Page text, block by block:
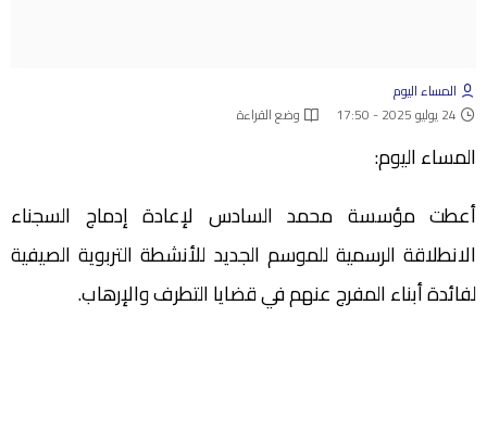
المساء اليوم
24 يوليو 2025 - 17:50
وضع القراءة
المساء اليوم:
أعطت مؤسسة محمد السادس لإعادة إدماج السجناء
الانطلاقة الرسمية للموسم الجديد للأنشطة التربوية الصيفية
لفائدة أبناء المفرج عنهم في قضايا التطرف والإرهاب.